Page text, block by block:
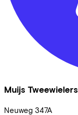
Muijs Tweewielers
Neuweg 347A